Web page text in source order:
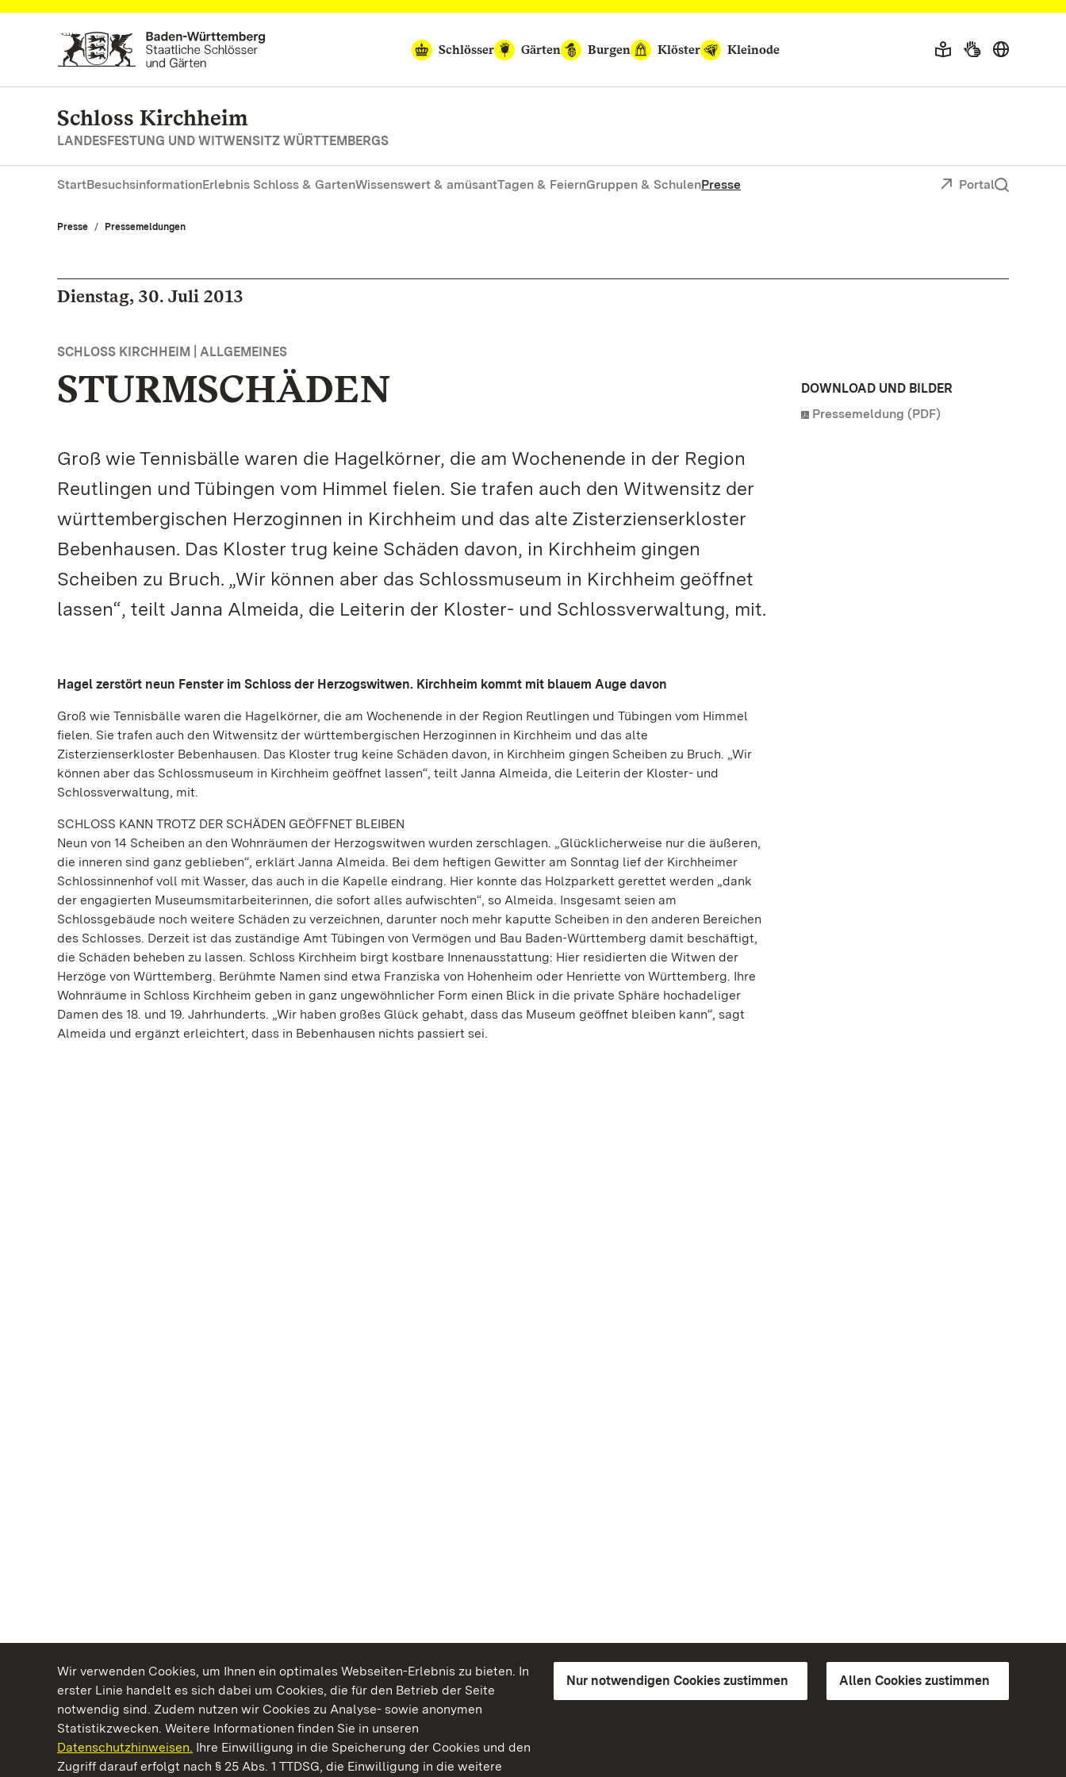
Wir verwenden Cookies, um Ihnen ein optimales Webseiten-Erlebnis zu bieten. In
erster Linie handelt es sich dabei um Cookies, die für den Betrieb der Seite
notwendig sind. Zudem nutzen wir Cookies zu Analyse- sowie anonymen
Statistikzwecken. Weitere Informationen finden Sie in unseren
Datenschutzhinweisen. Ihre Einwilligung in die Speicherung der Cookies und den
Zugriff darauf erfolgt nach § 25 Abs. 1 TTDSG, die Einwilligung in die weitere
Nur notwendigen Cookies zustimmen Allen Cookies zustimmen
Zum Hauptinhalt springen
Schlösser
Gärten Burgen Klöster Kleinode
Schloss Kirchheim
LANDESFESTUNG UND WITWENSITZ WÜRTTEMBERGS
StartBesuchsinformationErlebnis Schloss & GartenWissenswert & amüsantTagen & FeiernGruppen & SchulenPresse Portal
Presse Pressemeldungen
Dienstag, 30. Juli 2013
SCHLOSS KIRCHHEIM | ALLGEMEINES
STURMSCHÄDEN
Groß wie Tennisbälle waren die Hagelkörner, die am Wochenende in der Region
Reutlingen und Tübingen vom Himmel fielen. Sie trafen auch den Witwensitz der
württembergischen Herzoginnen in Kirchheim und das alte Zisterzienserkloster
Bebenhausen. Das Kloster trug keine Schäden davon, in Kirchheim gingen
Scheiben zu Bruch. „Wir können aber das Schlossmuseum in Kirchheim geöffnet
lassen“, teilt Janna Almeida, die Leiterin der Kloster- und Schlossverwaltung, mit.
Hagel zerstört neun Fenster im Schloss der Herzogswitwen. Kirchheim kommt mit blauem Auge davon
Groß wie Tennisbälle waren die Hagelkörner, die am Wochenende in der Region Reutlingen und Tübingen vom Himmel
fielen. Sie trafen auch den Witwensitz der württembergischen Herzoginnen in Kirchheim und das alte
Zisterzienserkloster Bebenhausen. Das Kloster trug keine Schäden davon, in Kirchheim gingen Scheiben zu Bruch. „Wir
können aber das Schlossmuseum in Kirchheim geöffnet lassen“, teilt Janna Almeida, die Leiterin der Kloster- und
Schlossverwaltung, mit.
SCHLOSS KANN TROTZ DER SCHÄDEN GEÖFFNET BLEIBEN
Neun von 14 Scheiben an den Wohnräumen der Herzogswitwen wurden zerschlagen. „Glücklicherweise nur die äußeren,
die inneren sind ganz geblieben“, erklärt Janna Almeida. Bei dem heftigen Gewitter am Sonntag lief der Kirchheimer
Schlossinnenhof voll mit Wasser, das auch in die Kapelle eindrang. Hier konnte das Holzparkett gerettet werden „dank
der engagierten Museumsmitarbeiterinnen, die sofort alles aufwischten“, so Almeida. Insgesamt seien am
Schlossgebäude noch weitere Schäden zu verzeichnen, darunter noch mehr kaputte Scheiben in den anderen Bereichen
des Schlosses. Derzeit ist das zuständige Amt Tübingen von Vermögen und Bau Baden-Württemberg damit beschäftigt,
die Schäden beheben zu lassen. Schloss Kirchheim birgt kostbare Innenausstattung: Hier residierten die Witwen der
Herzöge von Württemberg. Berühmte Namen sind etwa Franziska von Hohenheim oder Henriette von Württemberg. Ihre
Wohnräume in Schloss Kirchheim geben in ganz ungewöhnlicher Form einen Blick in die private Sphäre hochadeliger
Damen des 18. und 19. Jahrhunderts. „Wir haben großes Glück gehabt, dass das Museum geöffnet bleiben kann“, sagt
Almeida und ergänzt erleichtert, dass in Bebenhausen nichts passiert sei.
DOWNLOAD UND BILDER
Pressemeldung (PDF)
Kommen. Staunen. Genießen.